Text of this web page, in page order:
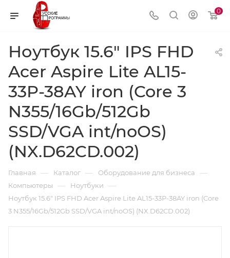
0
Ноутбук 15.6" IPS FHD
Acer Aspire Lite AL15-
33P-38AY iron (Core 3
N355/16Gb/512Gb
SSD/VGA int/noOS)
(NX.D62CD.002)
Главная — Каталог — Оборудование для бизнеса —
Компьютеры — Ноутбуки —
Ноутбук 15.6" IPS FHD Acer Aspire Lite AL15-33P-38AY iron (Core
3 N355/16Gb/512Gb SSD/VGA int/noOS) (NX.D62CD.002)